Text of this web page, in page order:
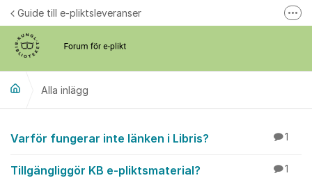
Hoppa till innehåll
Guide till e-pliktsleveranser
Alla inlägg
Alla inlägg
Varför fungerar inte länken i Libris? 1
Tillgängliggör KB e-pliktsmaterial? 1